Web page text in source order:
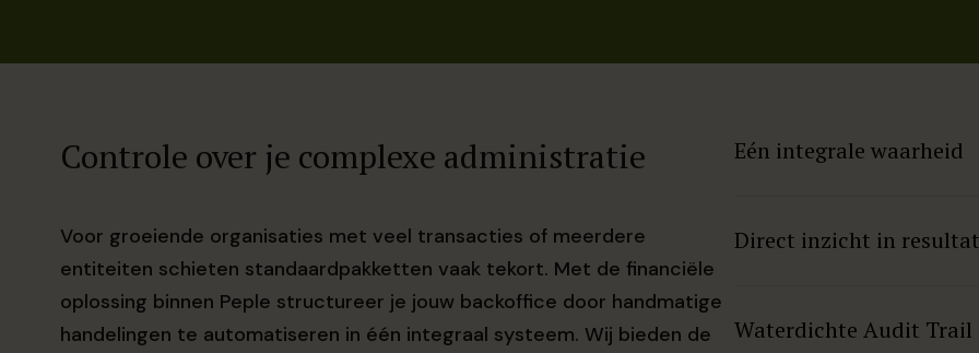
Controle over je complexe administratie
Voor groeiende organisaties met veel transacties of meerdere
entiteiten schieten standaardpakketten vaak tekort. Met de financiële
oplossing binnen Peple structureer je jouw backoffice door handmatige
handelingen te automatiseren in één integraal systeem. Wij bieden de
Eén integrale waarheid
altijd met de meest
Direct inzicht in
organisatie ervoor staat,
Waterdichte Audit Trail